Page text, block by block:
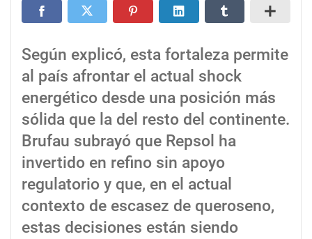
Según explicó, esta fortaleza permite
al país afrontar el actual shock
energético desde una posición más
sólida que la del resto del continente.
Brufau subrayó que Repsol ha
invertido en refino sin apoyo
regulatorio y que, en el actual
contexto de escasez de queroseno,
estas decisiones están siendo